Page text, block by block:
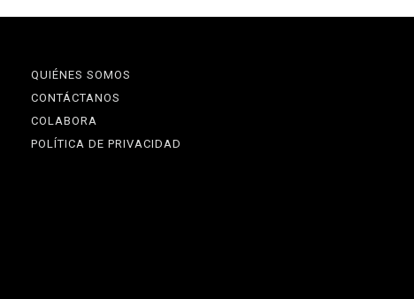
QUIÉNES SOMOS
CONTÁCTANOS
COLABORA
POLÍTICA DE PRIVACIDAD